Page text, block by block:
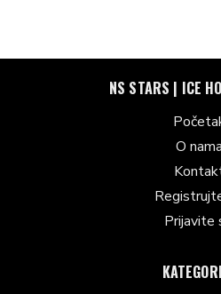
NS STARS | ICE
O nama
Prijavite